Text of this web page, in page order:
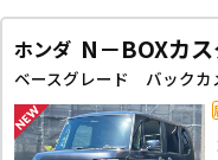
ホンダ N－BOXカ